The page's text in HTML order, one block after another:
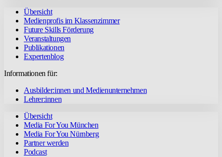
Übersicht
Medienprofis im Klassenzimmer
Future Skills Förderung
Veranstaltungen
Publikationen
Expertenblog
Informationen für:
Ausbilder:innen und Medienunternehmen
Lehrer:innen
Übersicht
Media For You München
Media For You Nürnberg
Partner werden
Podcast